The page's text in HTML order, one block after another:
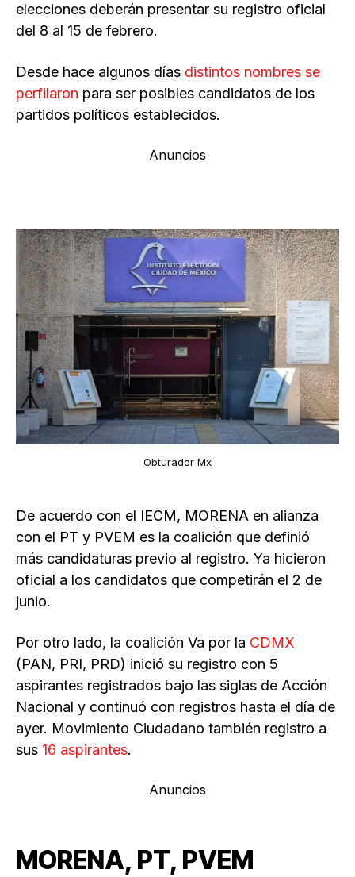
elecciones deberán presentar su registro oficial
del 8 al 15 de febrero.
Desde hace algunos días distintos nombres se
perfilaron para ser posibles candidatos de los
partidos políticos establecidos.
Anuncios
Obturador Mx
De acuerdo con el IECM, MORENA en alianza
con el PT y PVEM es la coalición que definió
más candidaturas previo al registro. Ya hicieron
oficial a los candidatos que competirán el 2 de
junio.
Por otro lado, la coalición Va por la CDMX
(PAN, PRI, PRD) inició su registro con 5
aspirantes registrados bajo las siglas de Acción
Nacional y continuó con registros hasta el día de
ayer. Movimiento Ciudadano también registro a
sus 16 aspirantes.
Anuncios
MORENA, PT, PVEM